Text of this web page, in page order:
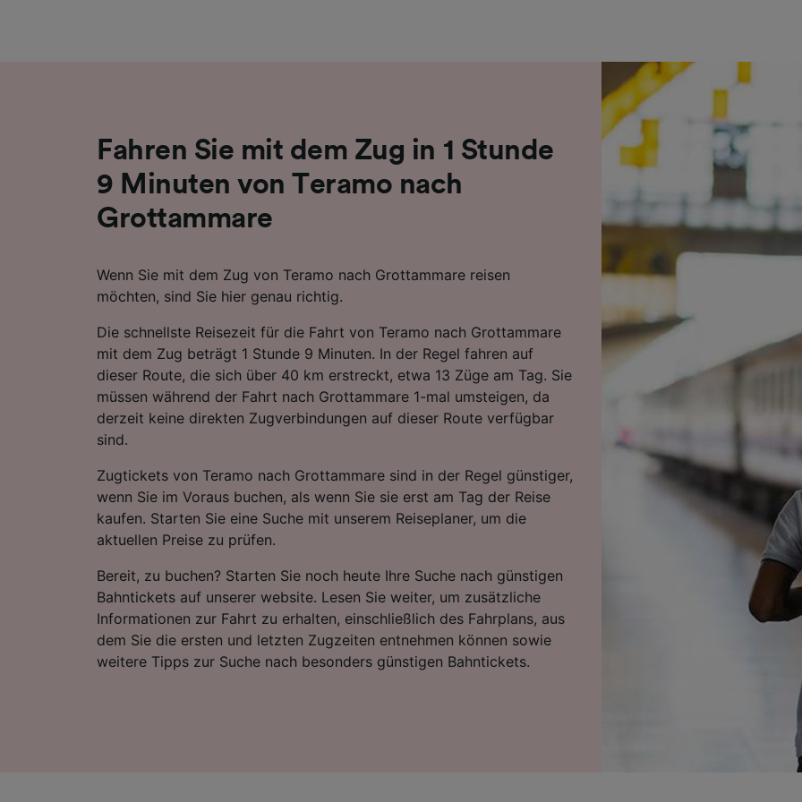
Fahren Sie mit dem Zug in 1 Stunde
9 Minuten von Teramo nach
Grottammare
Wenn Sie mit dem Zug von Teramo nach Grottammare reisen
möchten, sind Sie hier genau richtig.
Die schnellste Reisezeit für die Fahrt von Teramo nach Grottammare
mit dem Zug beträgt 1 Stunde 9 Minuten. In der Regel fahren auf
dieser Route, die sich über 40 km erstreckt, etwa 13 Züge am Tag. Sie
müssen während der Fahrt nach Grottammare 1-mal umsteigen, da
derzeit keine direkten Zugverbindungen auf dieser Route verfügbar
sind.
Zugtickets von Teramo nach Grottammare sind in der Regel günstiger,
wenn Sie im Voraus buchen, als wenn Sie sie erst am Tag der Reise
kaufen. Starten Sie eine Suche mit unserem Reiseplaner, um die
aktuellen Preise zu prüfen.
Bereit, zu buchen? Starten Sie noch heute Ihre Suche nach günstigen
Bahntickets auf unserer website. Lesen Sie weiter, um zusätzliche
Informationen zur Fahrt zu erhalten, einschließlich des Fahrplans, aus
dem Sie die ersten und letzten Zugzeiten entnehmen können sowie
weitere Tipps zur Suche nach besonders günstigen Bahntickets.